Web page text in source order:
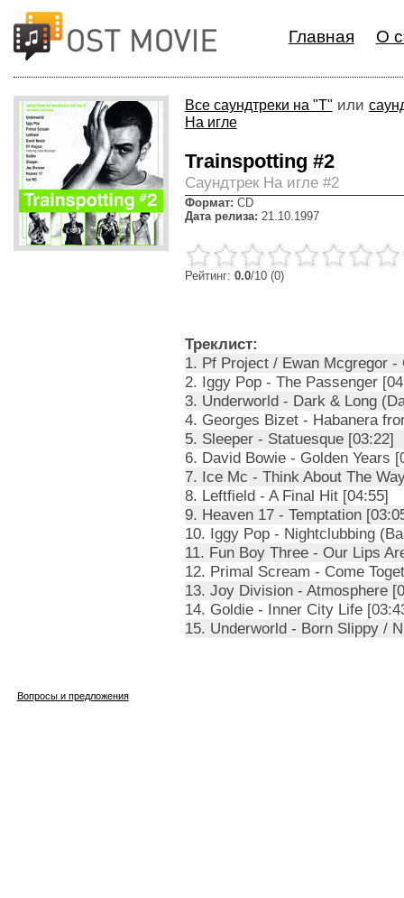
Главная О
Все саундтреки на "T" или
На игле
Trainspotting #2
Cаундтрек На игле #2
Формат: CD
Дата релиза: 21.10.1997
Рейтинг: 0.0/10 (0)
Треклист:
1. Pf Project / Ewan Mcgregor -
2. Iggy Pop - The Passenger
3. Underworld - Dark & Long
4. Georges Bizet - Habanera
5. Sleeper - Statuesque [03:22]
6. David Bowie - Golden Years
7. Ice Mc - Think About The
8. Leftfield - A Final Hit [04:55]
9. Heaven 17 - Temptation
10. Iggy Pop - Nightclubbing
11. Fun Boy Three - Our Lips
12. Primal Scream - Come
13. Joy Division - Atmosphere
14. Goldie - Inner City Life
15. Underworld - Born Slippy /
Вопросы и предложения